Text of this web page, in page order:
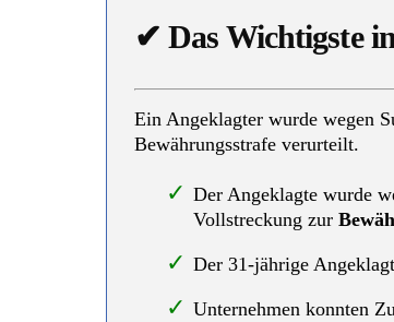
✔ Das Wichtigste
Ein Angeklagter wurde wegen
Bewährungsstrafe verurteilt.
Der Angeklagte wurde
Vollstreckung zur
Der 31-jährige
Unternehmen konnten